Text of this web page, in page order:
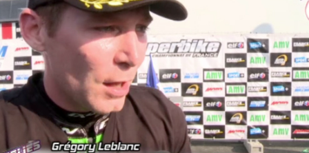
PRESSE
accéder à la billetterie